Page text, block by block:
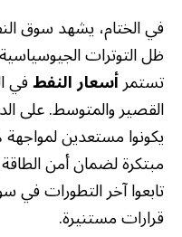
في الختام، يشهد سوق
ظل التوترات
تستمرأسعار النفطفي
القصير والمتوسط. على
يكونوا مستعدين
مبتكرة لضمان أمن
تابعوا آخر التطورات في
قرارات مستنيرة.